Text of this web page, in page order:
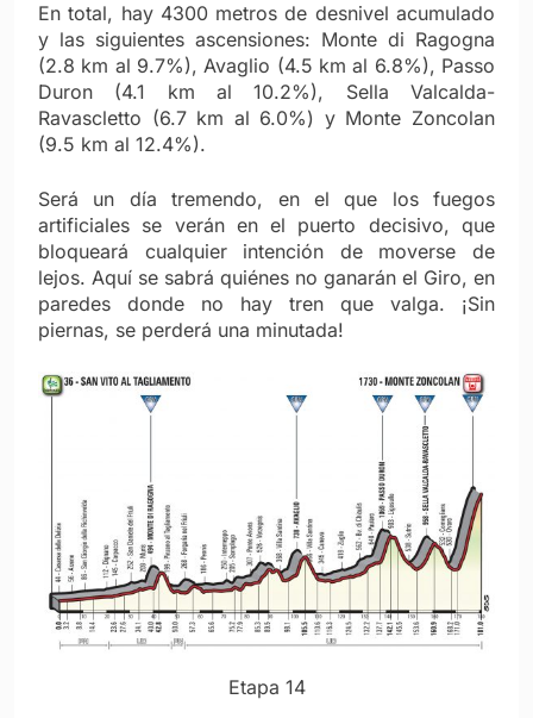
En total, hay 4300 metros de desnivel acumulado
y las siguientes ascensiones: Monte di Ragogna
(2.8 km al 9.7%), Avaglio (4.5 km al 6.8%), Passo
Duron (4.1 km al 10.2%), Sella Valcalda-
Ravascletto (6.7 km al 6.0%) y Monte Zoncolan
(9.5 km al 12.4%).
Será un día tremendo, en el que los fuegos
artificiales se verán en el puerto decisivo, que
bloqueará cualquier intención de moverse de
lejos. Aquí se sabrá quiénes no ganarán el Giro, en
paredes donde no hay tren que valga. ¡Sin
piernas, se perderá una minutada!
Etapa 14